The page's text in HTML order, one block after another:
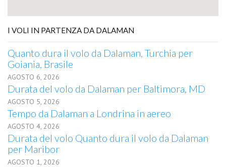
I VOLI IN PARTENZA DA DALAMAN
Quanto dura il volo da Dalaman, Turchia per
Goiania, Brasile
AGOSTO 6, 2026
Durata del volo da Dalaman per Baltimora, MD
AGOSTO 5, 2026
Tempo da Dalaman a Londrina in aereo
AGOSTO 4, 2026
Durata del volo Quanto dura il volo da Dalaman
per Maribor
AGOSTO 1, 2026